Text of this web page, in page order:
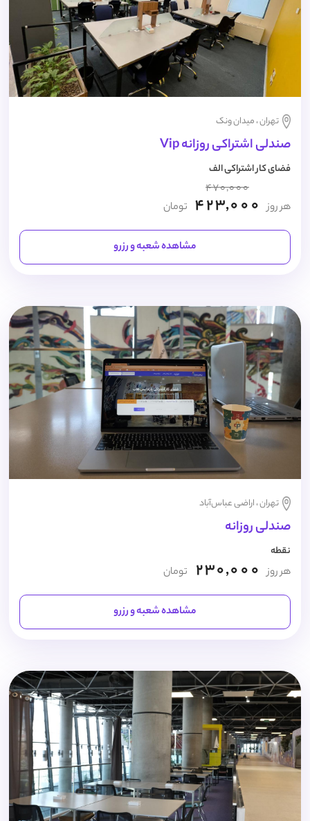
تهران ، میدان ونک
صندلی اشتراکی روزانه Vip
فضای کار اشتراکی الف
هر روز
470,000
423,000 تومان
مشاهده شعبه و رزرو
تهران ، اراضی عباس‌آباد
صندلی روزانه
نقطه
هر روز 230,000 تومان
مشاهده شعبه و رزرو